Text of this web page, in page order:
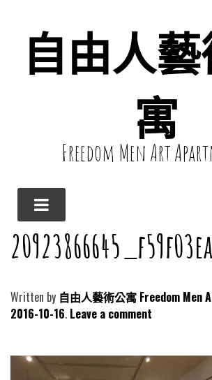
自由人
寓
Freedom Men Art
Written by 自由人藝術公寓 Freedom Men
2016-10-16 Leave a comment